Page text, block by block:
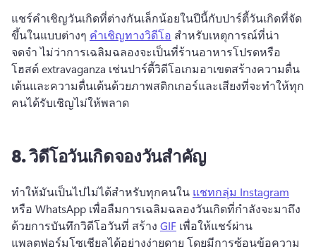
แชร์คําเชิญวันเกิดที่ต่างกันเล็กน้อยในปีนี้กับปาร์ตี้วันเกิดที่จัด
ขึ้นในแบบต่างๆ คําเชิญทางวิดีโอ สําหรับเหตุการณ์ที่น่า
จดจํา ไม่ว่าการเฉลิมฉลองจะเป็นที่ร้านอาหารโปรดหรือ
โฮสต์ extravaganza เช่นปาร์ตี้วิดีโอเกมอาเขตสร้างความตื่น
เต้นและความตื่นเต้นด้วยภาพสติกเกอร์และเสียงที่จะทําให้ทุก
คนได้รับเชิญไม่ให้พลาด
8.วิดีโอวันเกิดจองวันสำคัญ
ทําให้มันเป็นไปไม่ได้สําหรับทุกคนใน แชทกลุ่ม Instagram
หรือ WhatsApp เพื่อลืมการเฉลิมฉลองวันเกิดที่กําลังจะมาถึง
ด้วยการบันทึกวิดีโอวันที่ สร้าง GIF เพื่อให้แชร์ผ่าน
แพลตฟอร์มโซเชียลได้อย่างง่ายดาย โดยมีการซ้อนข้อความ